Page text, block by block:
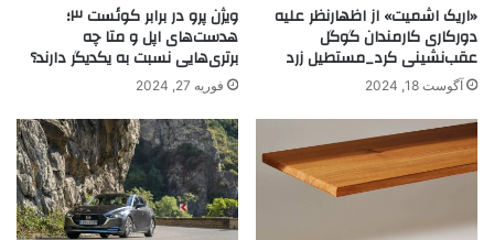
«اریک اشمیت» از اظهارنظر علیه
دورکاری کارمندان گوگل
عقب‌نشینی کرد_مستطیل زرد
آگوست 18, 2024
ویژن پرو در برابر کوئست ۳؛
هدست‌های اپل و متا چه
برتری‌هایی نسبت به یکدیگر دارند؟
فوریه 27, 2024